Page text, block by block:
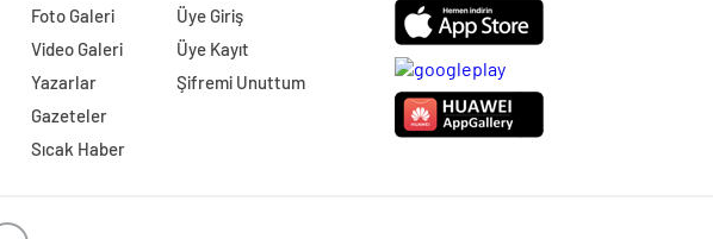
Foto Galeri
Video Galeri
Yazarlar
Gazeteler
Sıcak Haber
Üye Giriş
Üye Kayıt
Şifremi Unuttum